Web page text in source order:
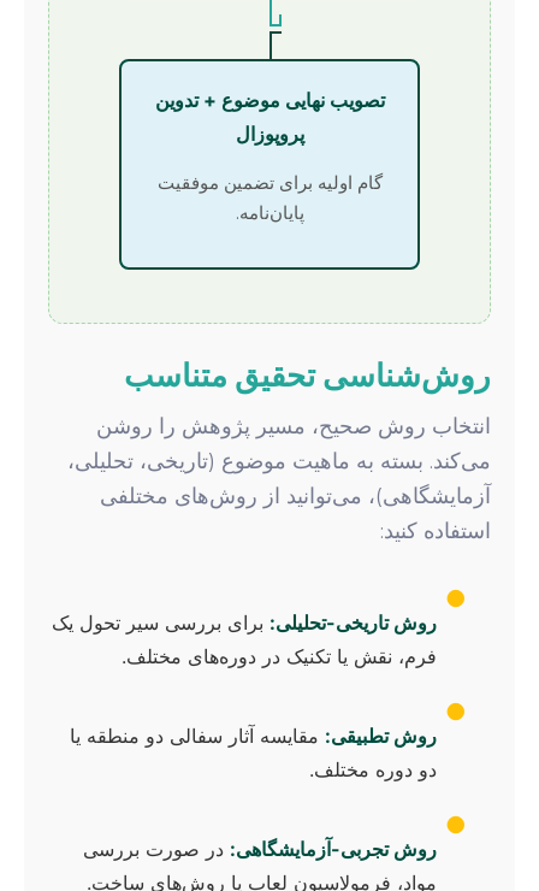
تصویب نهایی موضوع + تدوین
پروپوزال
گام اولیه برای تضمین موفقیت
پایان‌نامه.
روش‌شناسی تحقیق متناسب
انتخاب روش صحیح، مسیر پژوهش را روشن
می‌کند. بسته به ماهیت موضوع (تاریخی، تحلیلی،
آزمایشگاهی)، می‌توانید از روش‌های مختلفی
استفاده کنید:
●
روش تاریخی-تحلیلی: برای بررسی سیر تحول یک
فرم، نقش یا تکنیک در دوره‌های مختلف.
●
روش تطبیقی: مقایسه آثار سفالی دو منطقه یا
دو دوره مختلف.
●
روش تجربی-آزمایشگاهی: در صورت بررسی
مواد، فرمولاسیون لعاب یا روش‌های ساخت.